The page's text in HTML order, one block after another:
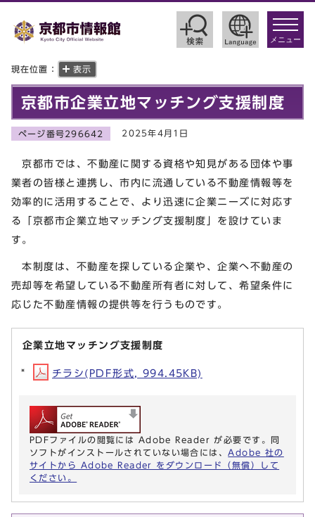
toggle
メニュー
現在位置： 表示
京都市企業立地マッチング支援制度
ページ番号296642 2025年4月1日
京都市では、不動産に関する資格や知見がある団体や事
業者の皆様と連携し、市内に流通している不動産情報等を
効率的に活用することで、より迅速に企業ニーズに対応す
る「京都市企業立地マッチング支援制度」を設けていま
す。
本制度は、不動産を探している企業や、企業へ不動産の
売却等を希望している不動産所有者に対して、希望条件に
応じた不動産情報の提供等を行うものです。
企業立地マッチング支援制度
チラシ(PDF形式, 994.45KB)
PDFファイルの閲覧には Adobe Reader が必要です。同
ソフトがインストールされていない場合には、 Adobe 社の
サイトから Adobe Reader をダウンロード（無償）して
ください。